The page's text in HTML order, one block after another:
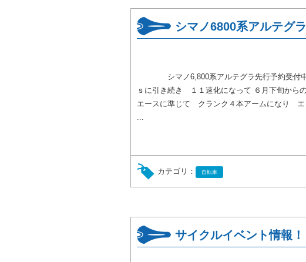
シマノ6800系アルテグ
シマノ6,800系アルテグラ先行予約受付中
ｓに引き続き １１速化になって ６月下旬から
エースに準じて クランク４本アームになり
...
カテゴリ： 自転車
サイクルイベント情報！